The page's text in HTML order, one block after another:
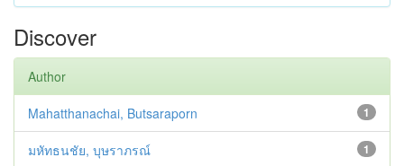
Discover
Author
1
Mahatthanachai, Butsaraporn
1
มหัทธนชัย, บุษราภรณ์